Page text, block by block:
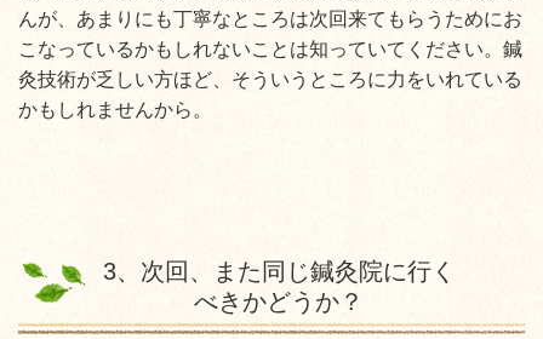
んが、あまりにも丁寧なところは次回来てもらうためにお
こなっているかもしれないことは知っていてください。鍼
灸技術が乏しい方ほど、そういうところに力をいれている
かもしれませんから。
3、次回、また同じ鍼灸院に行く
べきかどうか？